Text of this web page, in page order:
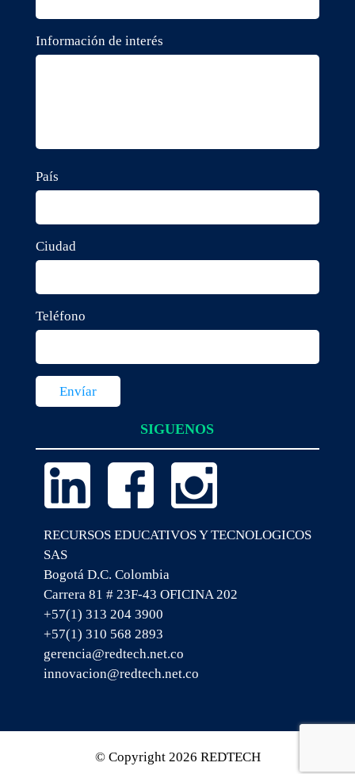
Información de interés
País
Ciudad
Teléfono
SIGUENOS
RECURSOS EDUCATIVOS Y TECNOLOGICOS
SAS
Bogotá D.C. Colombia
Carrera 81 # 23F-43 OFICINA 202
+57(1) 313 204 3900
+57(1) 310 568 2893
gerencia@redtech.net.co
innovacion@redtech.net.co
© Copyright 2026 REDTECH